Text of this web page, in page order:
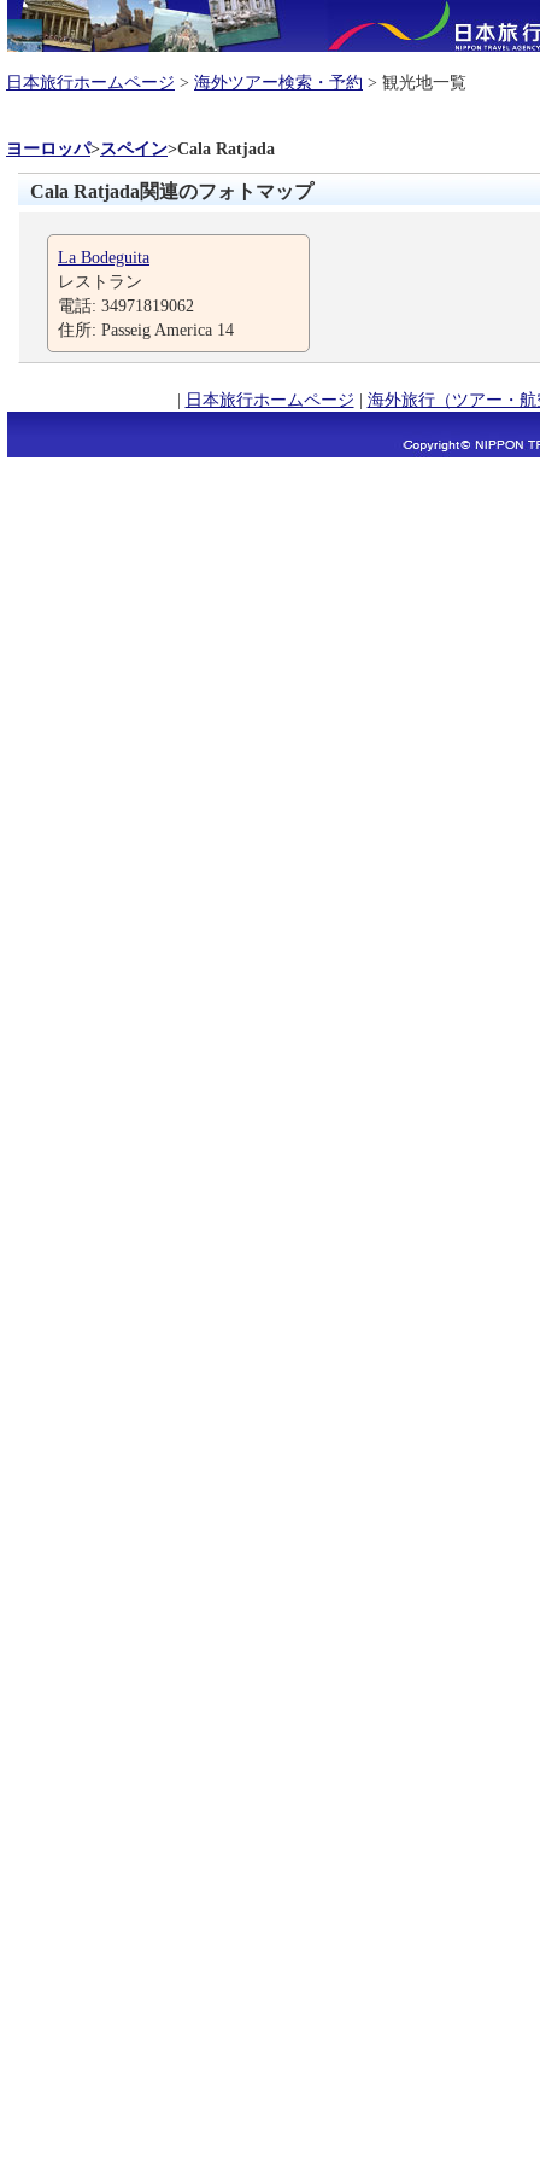
日本旅行ホームページ > 海外ツアー検索・予約 > 観光地一覧
ヨーロッパ>スペイン>Cala Ratjada
Cala Ratjada関連のフォトマップ
La Bodeguita
レストラン
電話: 34971819062
住所: Passeig America 14
| 日本旅行ホームページ | 海外旅行（ツアー・航